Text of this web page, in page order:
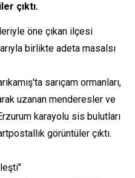
çıktı.
öne çıkan ilçesi
birlikte adeta masalsı
sarıçam ormanları,
uzanan menderesler ve
karayolu sis bulutları
görüntüler çıktı.